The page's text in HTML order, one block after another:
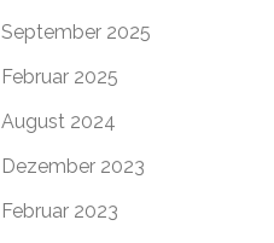
September 2025
Februar 2025
August 2024
Dezember 2023
Februar 2023